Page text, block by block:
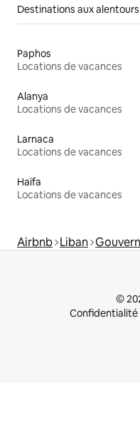
Destinations aux alentours
Paphos
Locations de vacances
Alanya
Locations de vacances
Larnaca
Locations de vacances
Haïfa
Locations de vacances
Airbnb Liban
©
Confidentialité